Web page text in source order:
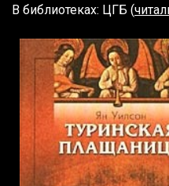
В библиотеках: ЦГБ (